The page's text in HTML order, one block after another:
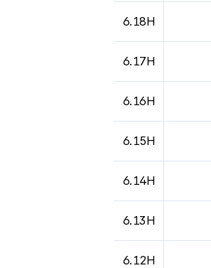
6.18H
6.17H
6.16H
6.15H
6.14H
6.13H
6.12H